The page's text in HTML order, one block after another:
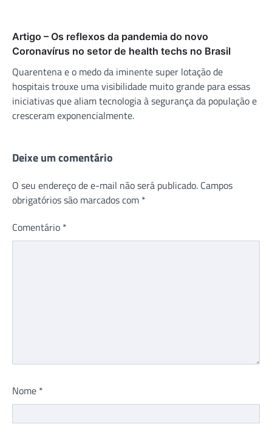
Artigo – Os reflexos da pandemia do novo
Coronavírus no setor de health techs no Brasil
Quarentena e o medo da iminente super lotação de
hospitais trouxe uma visibilidade muito grande para essas
iniciativas que aliam tecnologia à segurança da população e
cresceram exponencialmente.
Deixe um comentário
O seu endereço de e-mail não será publicado. Campos
obrigatórios são marcados com *
Comentário *
Nome *